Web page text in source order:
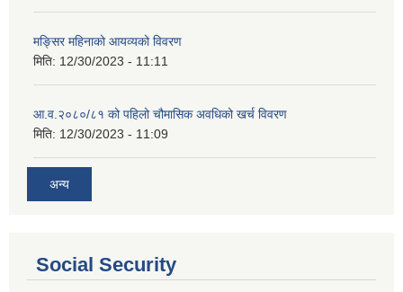
मङ्सिर महिनाको आयव्यको विवरण
मिति: 12/30/2023 - 11:11
आ.व.२०८०/८१ को पहिलो चौमासिक अवधिको खर्च विवरण
मिति: 12/30/2023 - 11:09
अन्य
Social Security